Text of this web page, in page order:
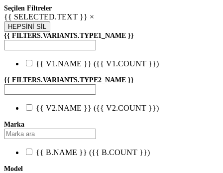
Seçilen Filtreler
{{ SELECTED.TEXT }} ×
HEPSİNİ SİL
{{ FILTERS.VARIANTS.TYPE1_NAME }}
{{ V1.NAME }} ({{ V1.COUNT }})
{{ FILTERS.VARIANTS.TYPE2_NAME }}
{{ V2.NAME }} ({{ V2.COUNT }})
Marka
{{ B.NAME }} ({{ B.COUNT }})
Model